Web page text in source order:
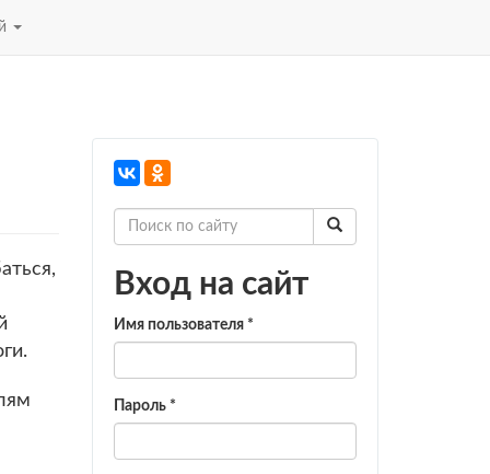
Вход на сайт
Имя пользователя *
Пароль *